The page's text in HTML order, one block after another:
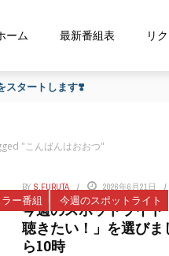
ーム 最新番組表 リ
いな…』にお応え！FMおおつ ポッ
"こんばんはおおつ"
ー番組 今週のスポットライト
BY S.FURUTA 2026年6月21日
今週のスポットライ
聴きたい！」を選び
ら10時